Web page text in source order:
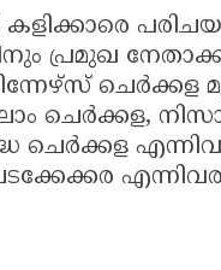
പ്രമുഖ
ചെർക്കള
ചെർക്കള,
ചെർക്കള